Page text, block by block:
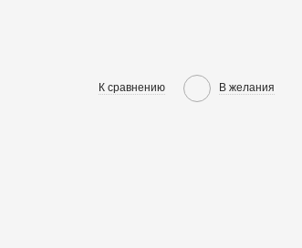
К сравнению В желания